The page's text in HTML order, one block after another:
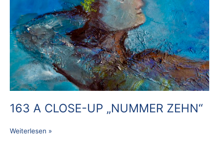
163 A CLOSE-UP „NUMMER ZEHN“
„NUMMER
ZEHN“
Weiterlesen »